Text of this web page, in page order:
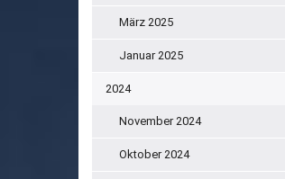
März 2025
Januar 2025
2024
November 2024
Oktober 2024